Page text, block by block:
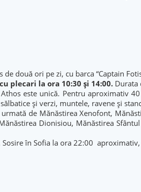
două ori pe zi, cu barca “Captain
plecari la ora 10:30 și 14:00. Durata
este unică. Pentru aproximativ
și verzi, muntele, ravene și
de Mănăstirea Xenofont,
Dionisiou, Mănăstirea
Sosire în Sofia la ora 22:00